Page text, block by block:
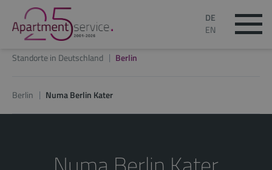
DE
EN
Standorte in Deutschland Berlin
Berlin Numa Berlin Kater